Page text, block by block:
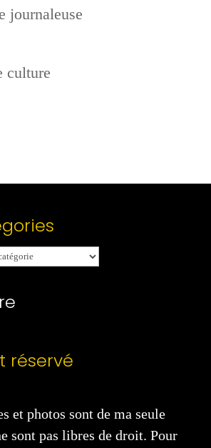
journaleuse
culture
réservé
et photos sont de ma seule
sont pas libres de droit. Pour